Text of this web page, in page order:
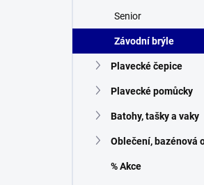
a
Senior
Závodní brýle
Plavecké čepice
Plavecké pomůcky
Batohy, tašky a vaky
Oblečení, bazénová
% Akce